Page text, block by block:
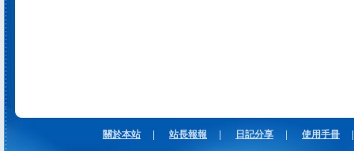
關於本站 站長報報 日記分享 使用手冊